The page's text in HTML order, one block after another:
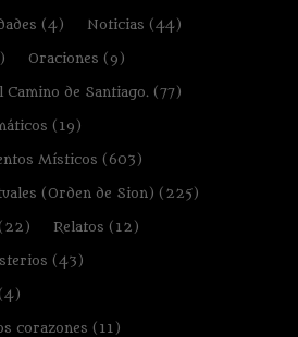
(4) Noticias (44)
Oraciones (9)
Camino de Santiago.(77)
(19)
Místicos (603)
(Orden de Sion) (225)
(22) Relatos (12)
(43)
corazones (11)